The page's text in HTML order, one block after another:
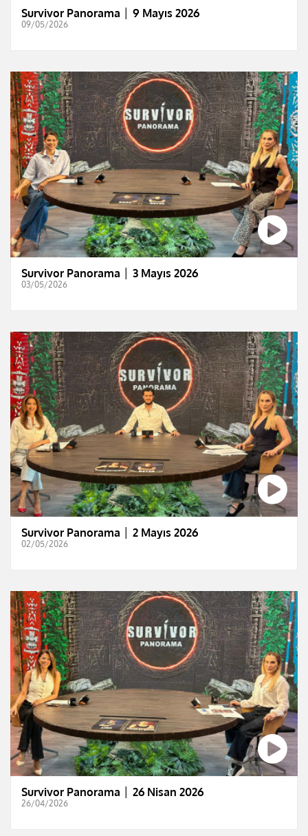
Survivor Panorama │ 9 Mayıs 2026
09/05/2026
Survivor Panorama │ 3 Mayıs 2026
03/05/2026
Survivor Panorama │ 2 Mayıs 2026
02/05/2026
Survivor Panorama │ 26 Nisan 2026
26/04/2026